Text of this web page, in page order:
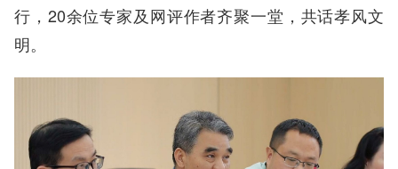
行，20余位专家及网评作者齐聚一堂，共话孝风文
明。